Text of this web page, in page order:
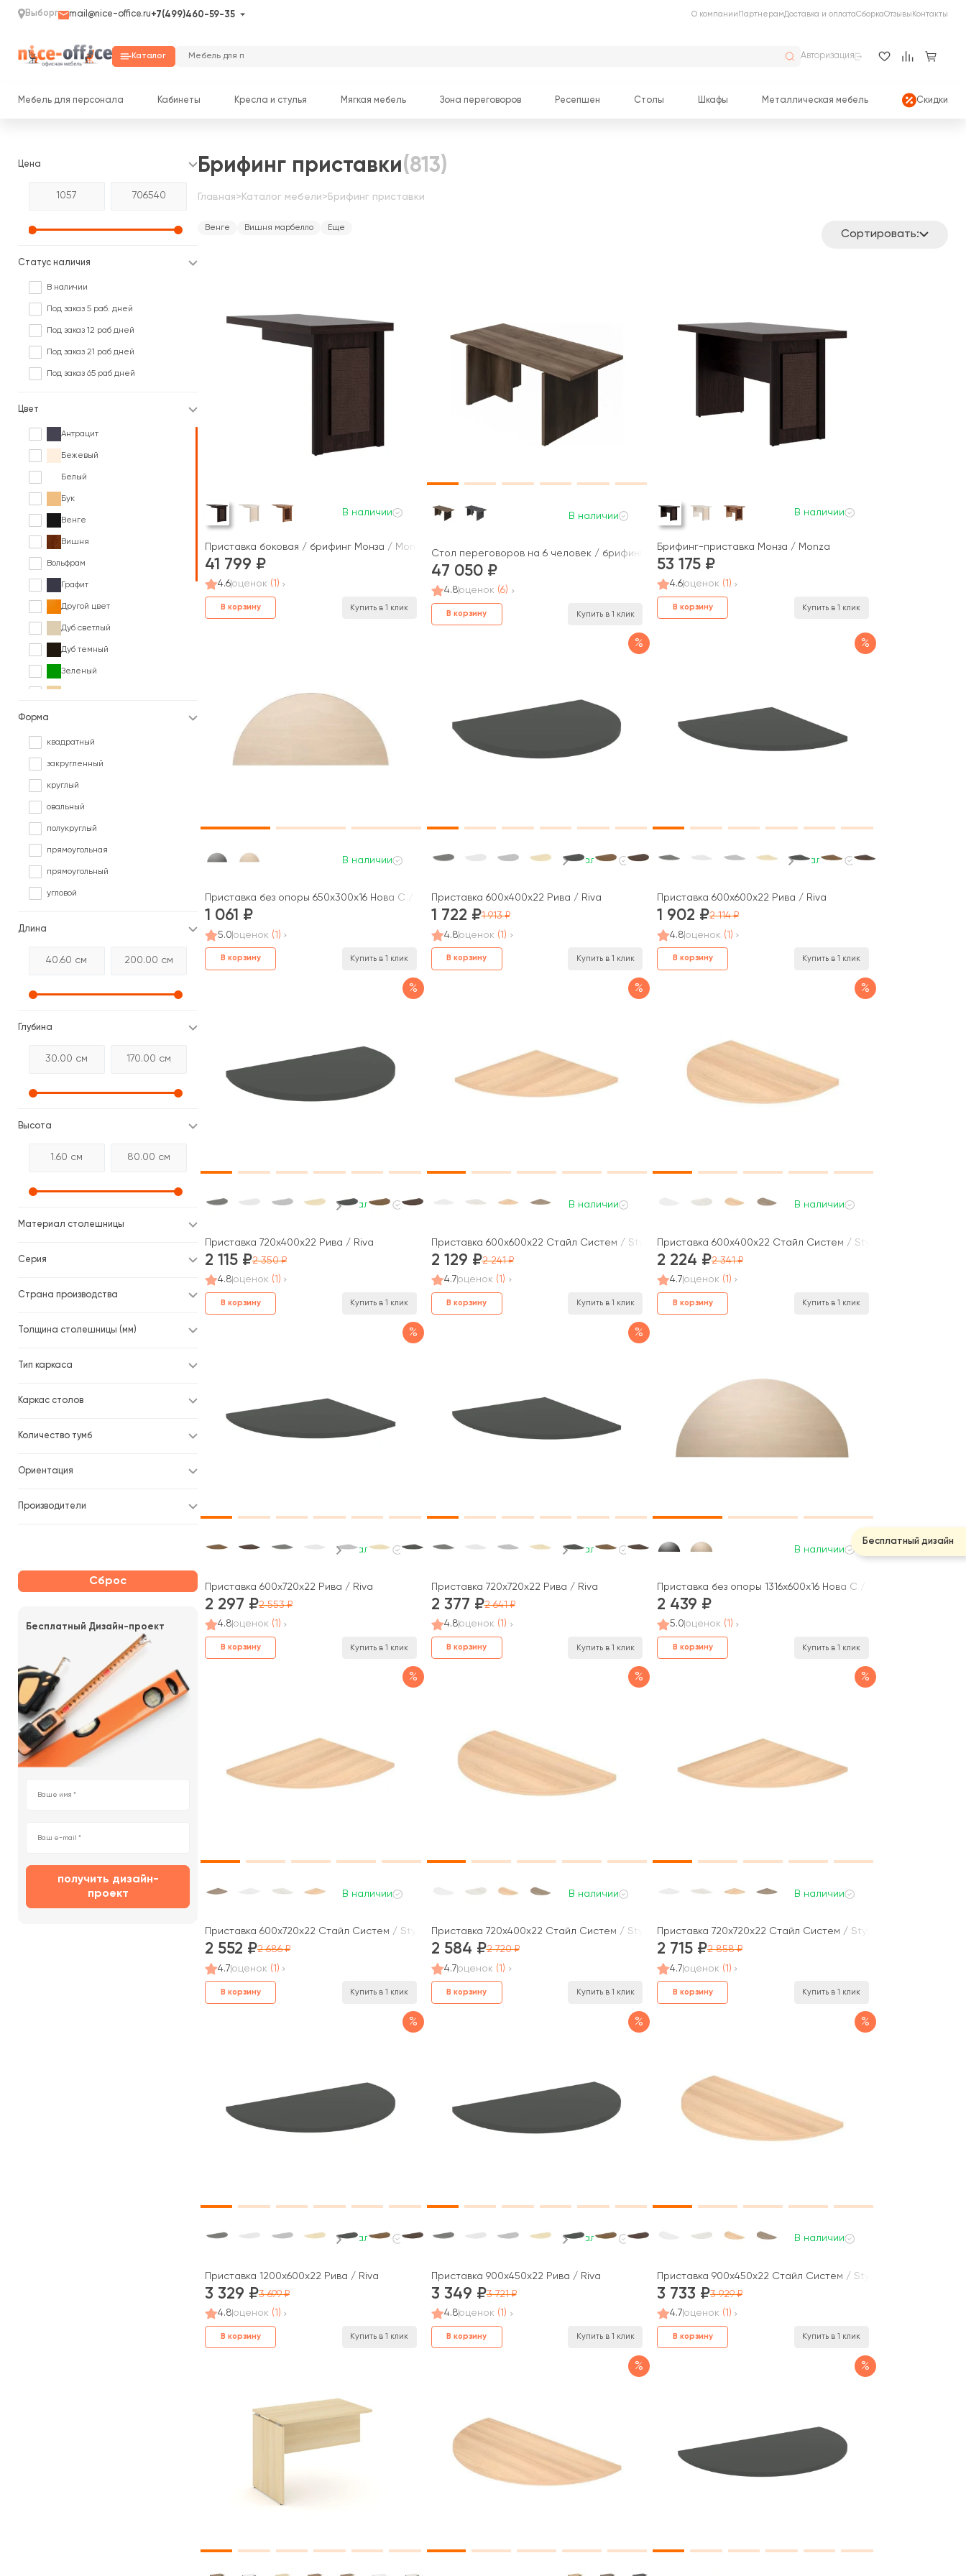
Выборг mail@nice-office.ru+7(499)460-59-35 О компании ПартнерамДоставка и оплатаСборкаОтзывы Контакты
Каталог Авторизация
Мебель для персонала Кабинеты Кресла и стулья Мягкая мебель Зона переговоров Ресепшен Столы Шкафы Металлическая мебель Скидки
Цена
Статус наличия
В наличии
Под заказ 5 раб. дней
Под заказ 12 раб дней
Под заказ 21 раб дней
Под заказ 65 раб дней
Цвет
Антрацит
Бежевый
Белый
Бук
Венге
Вишня
Вольфрам
Графит
Другой цвет
Дуб светлый
Дуб темный
Зеленый
Форма
квадратный
закругленный
круглый
овальный
полукруглый
прямоугольная
прямоугольный
угловой
Длина
Глубина
Высота
Материал столешницы
Серия
Страна производства
Толщина столешницы (мм)
Тип каркаса
Каркас столов
Количество тумб
Ориентация
Производители
Сброс
Бесплатный Дизайн-проект
получить дизайн-
проект
Брифинг приставки(813)
Главная> Каталог мебели> Брифинг приставки
Венге Вишня марбелло Еще
Сортировать:
В наличии
Приставка боковая / брифинг Монза / Monza
41 799
4.6оценок (1)
В корзину Купить в 1 клик
В наличии
Стол переговоров на 6 человек / брифинг Фестус / Festus
47 050
4.8оценок (6)
В корзину Купить в 1 клик
В наличии
Брифинг-приставка Монза / Monza
53 175
4.6оценок (1)
В корзину Купить в 1 клик
В наличии
Приставка без опоры 650x300x16 Нова С / Nova S
1 061
5.0 оценок (1)
В корзину Купить в 1 клик
%
В наличии
Приставка 600x400x22 Рива / Riva
1 722
1 913
4.8оценок (1)
В корзину Купить в 1 клик
%
В наличии
Приставка 600x600x22 Рива / Riva
1 902
2 114
4.8 оценок (1)
В корзину Купить в 1 клик
%
В наличии
Приставка 720x400x22 Рива / Riva
2 115
2 350
4.8оценок (1)
В корзину Купить в 1 клик
%
В наличии
Приставка 600x600x22 Стайл Систем / Style System
2 129
2 241
4.7оценок (1)
В корзину Купить в 1 клик
%
В наличии
Приставка 600x400x22 Стайл Систем / Style System
2 224
2 341
4.7оценок (1)
В корзину Купить в 1 клик
%
В наличии
Приставка 600x720x22 Рива / Riva
2 297
2 553
4.8 оценок (1)
В корзину Купить в 1 клик
%
В наличии
Приставка 720x720x22 Рива / Riva
2 377
2 641
4.8оценок (1)
В корзину Купить в 1 клик
В наличии
Приставка без опоры 1316x600x16 Нова С / Nova S
2 439
5.0 оценок (1)
В корзину Купить в 1 клик
%
В наличии
Приставка 600x720x22 Стайл Систем / Style System
2 552
2 686
4.7оценок (1)
В корзину Купить в 1 клик
%
В наличии
Приставка 720x400x22 Стайл Систем / Style System
2 584
2 720
4.7оценок (1)
В корзину Купить в 1 клик
%
В наличии
Приставка 720x720x22 Стайл Систем / Style System
2 715
2 858
4.7оценок (1)
В корзину Купить в 1 клик
%
В наличии
Приставка 1200x600x22 Рива / Riva
3 329
3 699
4.8 оценок (1)
В корзину Купить в 1 клик
%
В наличии
Приставка 900x450x22 Рива / Riva
3 349
3 721
4.8оценок (1)
В корзину Купить в 1 клик
%
В наличии
Приставка 900x450x22 Стайл Систем / Style System
3 733
3 929
4.7 оценок (1)
В корзину Купить в 1 клик
% %
Бесплатный дизайн